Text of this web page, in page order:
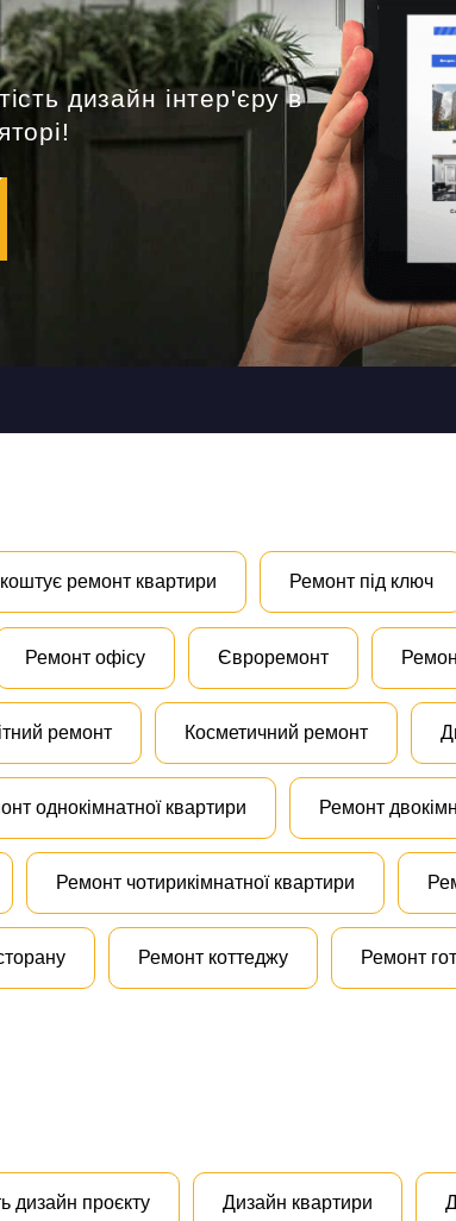
дизайн інтер'єру в
ремонт квартири Ремонт під ключ
Ремонт офісу Євроремонт
ремонт Косметичний ремонт
однокімнатної квартири Ремонт
Ремонт чотирикімнатної квартири
Ремонт коттеджу Ремонт
дизайн проєкту Дизайн квартири